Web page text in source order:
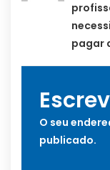
pagar
O seu
publicado.